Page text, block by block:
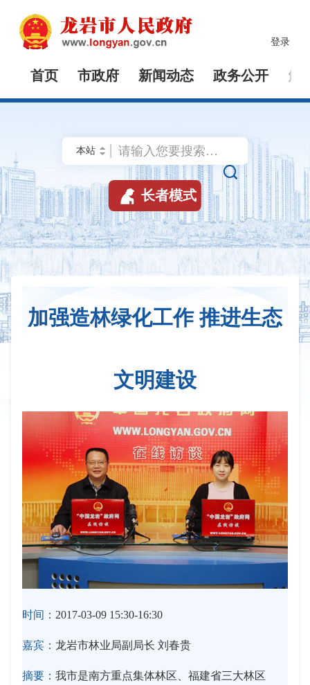
登录
首页 市政府 新闻动态 政务公开 解

 长者模式
加强造林绿化工作 推进生态
文明建设
时间： 2017-03-09 15:30-16:30
嘉宾： 龙岩市林业局副局长 刘春贵
摘要： 我市是南方重点集体林区、福建省三大林区